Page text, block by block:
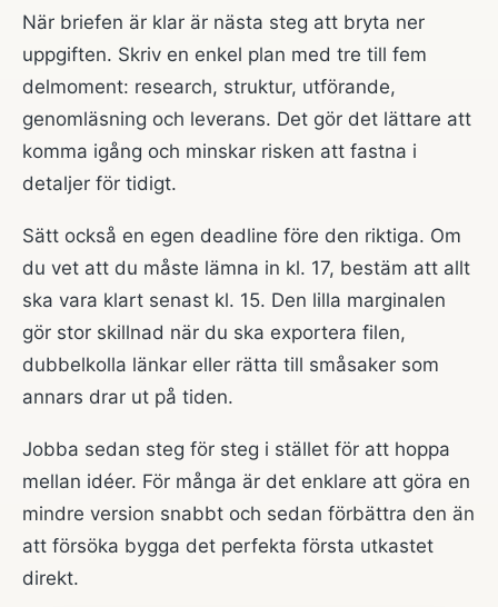
När briefen är klar är nästa steg att bryta ner
uppgiften. Skriv en enkel plan med tre till fem
delmoment: research, struktur, utförande,
genomläsning och leverans. Det gör det lättare att
komma igång och minskar risken att fastna i
detaljer för tidigt.
Sätt också en egen deadline före den riktiga. Om
du vet att du måste lämna in kl. 17, bestäm att allt
ska vara klart senast kl. 15. Den lilla marginalen
gör stor skillnad när du ska exportera filen,
dubbelkolla länkar eller rätta till småsaker som
annars drar ut på tiden.
Jobba sedan steg för steg i stället för att hoppa
mellan idéer. För många är det enklare att göra en
mindre version snabbt och sedan förbättra den än
att försöka bygga det perfekta första utkastet
direkt.